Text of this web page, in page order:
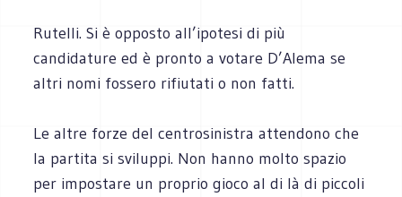
Rutelli. Si è opposto all’ipotesi di più
candidature ed è pronto a votare D’Alema se
altri nomi fossero rifiutati o non fatti.
Le altre forze del centrosinistra attendono che
la partita si sviluppi. Non hanno molto spazio
per impostare un proprio gioco al di là di piccoli